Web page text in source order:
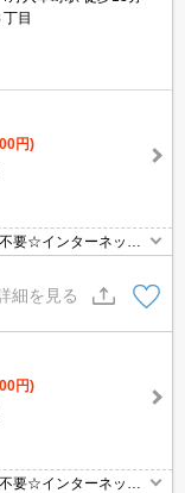
目
円)
要☆インターネット
心♪不在時にも安心の
実♪都市ガスで経済
買い物らくらく♪
細を見る
円)
要☆インターネット